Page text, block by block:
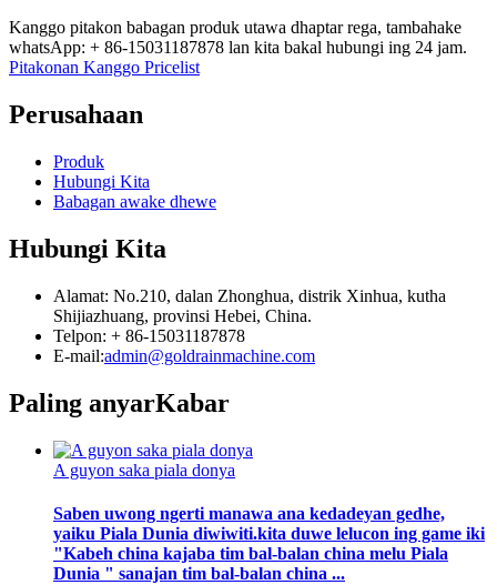
Kanggo pitakon babagan produk utawa dhaptar rega, tambahake
whatsApp: + 86-15031187878 lan kita bakal hubungi ing 24 jam.
Pitakonan Kanggo Pricelist
Perusahaan
Produk
Hubungi Kita
Babagan awake dhewe
Hubungi Kita
Alamat: No.210, dalan Zhonghua, distrik Xinhua, kutha
Shijiazhuang, provinsi Hebei, China.
Telpon: + 86-15031187878
E-mail:admin@goldrainmachine.com
Paling anyarKabar
A guyon saka piala donya
Saben uwong ngerti manawa ana kedadeyan gedhe,
yaiku Piala Dunia diwiwiti.kita duwe lelucon ing game iki
"Kabeh china kajaba tim bal-balan china melu Piala
Dunia " sanajan tim bal-balan china ...